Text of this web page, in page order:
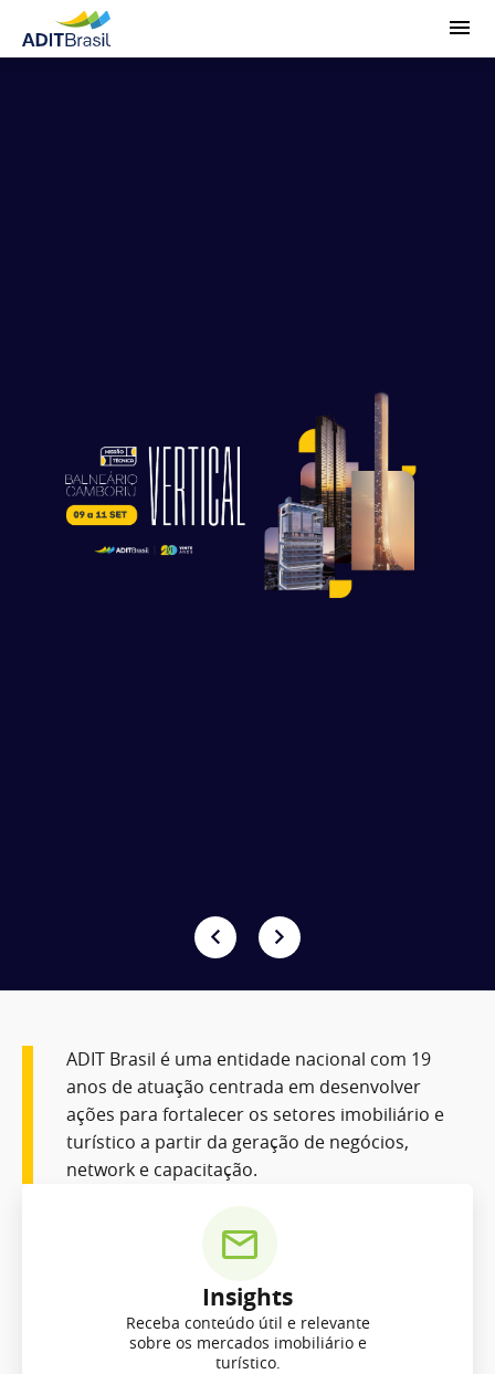
ADIT Brasil é uma entidade nacional com 19
anos de atuação centrada em desenvolver
ações para fortalecer os setores imobiliário e
turístico a partir da geração de negócios,
network e capacitação.
Insights
Receba conteúdo útil e relevante
sobre os mercados imobiliário e
turístico.